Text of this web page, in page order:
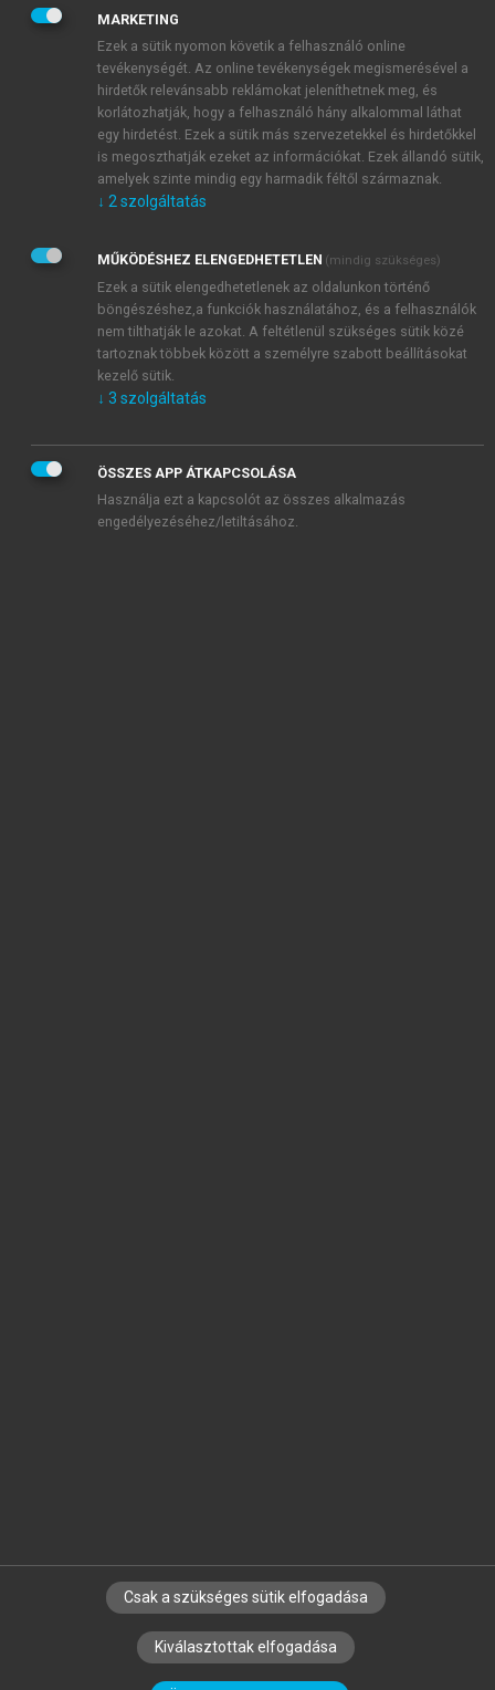
JELSZÓ
JELSZÓ ÚJRA
Kérek értesítést a MeRSZ újdonságairól, akcióiról.
Kérek értesítést az Akadémiai Kiadó Zrt. újdonságairól,
Adatkezelési tájékoztatóbanfoglaltakat tudomásul
veszem és elfogadom.
Általános vásárlási feltételeket, valamint a szotar.netés a
mersz.huoldalak licencszerződéseiben foglaltakat
tudomásul veszem és elfogadom.
KIPRÓBÁLOM
SZERZŐKNEK CÉGEKNEK KÖNYVTÁROSOKNAK
SZERKESZTÉSI ÉS LEKTORÁLÁSI ALAPELVEK
MARKETING
Ezek a sütik nyomon követik a felhasználó online
tevékenységét. Az online tevékenységek megismerésével a
hirdetők relevánsabb reklámokat jeleníthetnek meg, és
korlátozhatják, hogy a felhasználó hány alkalommal láthat
egy hirdetést. Ezek a sütik más szervezetekkel és hirdetőkkel
is megoszthatják ezeket az információkat. Ezek állandó sütik,
amelyek szinte mindig egy harmadik féltől származnak.
↓ 2 szolgáltatás
MŰKÖDÉSHEZ ELENGEDHETETLEN (mindig szükséges)
Ezek a sütik elengedhetetlenek az oldalunkon történő
böngészéshez,a funkciók használatához, és a felhasználók
nem tilthatják le azokat. A feltétlenül szükséges sütik közé
tartoznak többek között a személyre szabott beállításokat
kezelő sütik.
↓ 3 szolgáltatás
ÖSSZES APP ÁTKAPCSOLÁSA
Használja ezt a kapcsolót az összes alkalmazás
engedélyezéséhez/letiltásához.
Csak a szükséges sütik elfogadása
Kiválasztottak elfogadása